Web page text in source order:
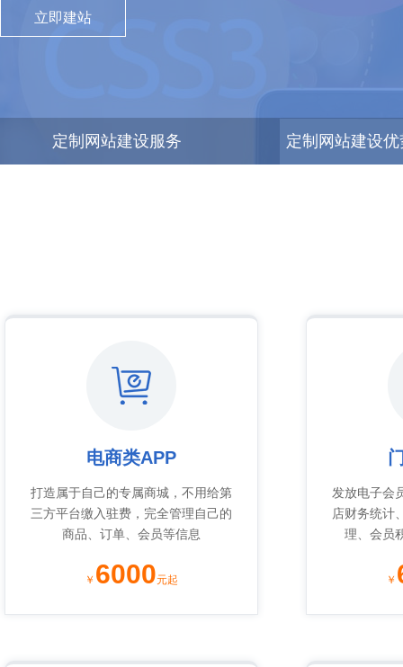
立即建站
定制网站建设服务 定制网站建设优
电商类APP
打造属于自己的专属商城，不用给第
三方平台缴入驻费，完全管理自己的
商品、订单、会员等信息
￥ 6000元起
发放电子会
店财务统计
理、会员
￥